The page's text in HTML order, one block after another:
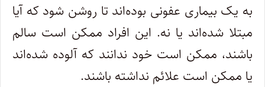
به یک بیماری عفونی بوده‌اند تا روشن شود که آیا
مبتلا شده‌اند یا نه. این افراد ممکن است سالم
باشند، ممکن است خود ندانند که آلوده شده‌اند
یا ممکن است علائم نداشته باشند.